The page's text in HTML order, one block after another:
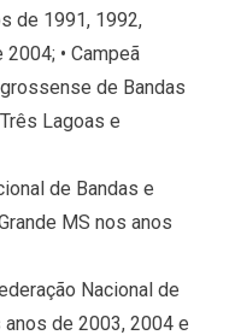
de 1991, 1992,
• Campeã
de Bandas
Lagoas e
de Bandas e
MS nos anos
Nacional de
anos de 2003, 2004 e